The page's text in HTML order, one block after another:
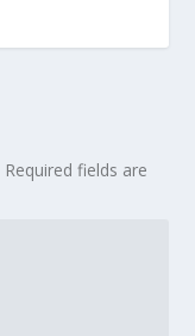
Required fields are